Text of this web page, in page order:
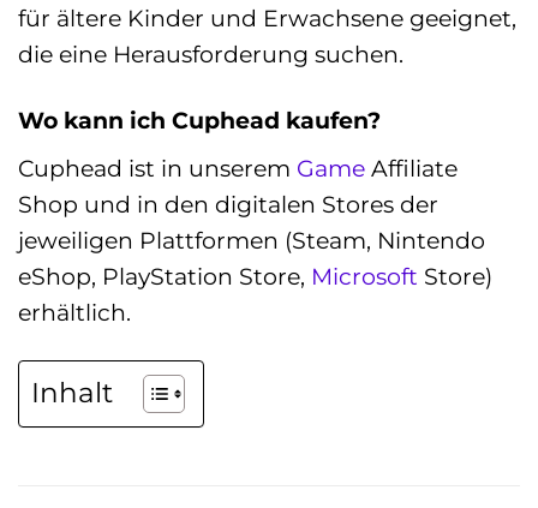
für ältere Kinder und Erwachsene geeignet,
die eine Herausforderung suchen.
Wo kann ich Cuphead kaufen?
Cuphead ist in unserem Game Affiliate
Shop und in den digitalen Stores der
jeweiligen Plattformen (Steam, Nintendo
eShop, PlayStation Store, Microsoft Store)
erhältlich.
Inhalt